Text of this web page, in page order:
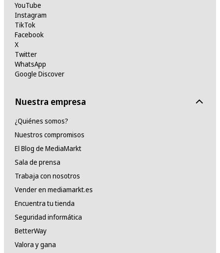
YouTube
Instagram
TikTok
Facebook
X
Twitter
WhatsApp
Google Discover
Nuestra empresa
¿Quiénes somos?
Nuestros compromisos
El Blog de MediaMarkt
Sala de prensa
Trabaja con nosotros
Vender en mediamarkt.es
Encuentra tu tienda
Seguridad informática
BetterWay
Valora y gana